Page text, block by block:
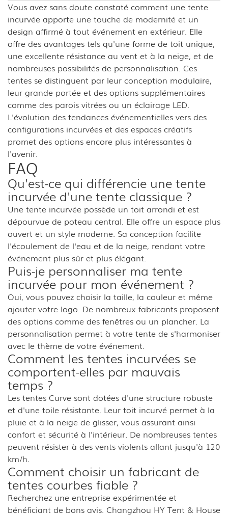
Vous avez sans doute constaté comment une tente
incurvée apporte une touche de modernité et un
design affirmé à tout événement en extérieur. Elle
offre des avantages tels qu'une forme de toit unique,
une excellente résistance au vent et à la neige, et de
nombreuses possibilités de personnalisation. Ces
tentes se distinguent par leur conception modulaire,
leur grande portée et des options supplémentaires
comme des parois vitrées ou un éclairage LED.
L'évolution des tendances événementielles vers des
configurations incurvées et des espaces créatifs
promet des options encore plus intéressantes à
l'avenir.
FAQ
Qu'est-ce qui différencie une tente
incurvée d'une tente classique ?
Une tente incurvée possède un toit arrondi et est
dépourvue de poteau central. Elle offre un espace plus
ouvert et un style moderne. Sa conception facilite
l'écoulement de l'eau et de la neige, rendant votre
événement plus sûr et plus élégant.
Puis-je personnaliser ma tente
incurvée pour mon événement ?
Oui, vous pouvez choisir la taille, la couleur et même
ajouter votre logo. De nombreux fabricants proposent
des options comme des fenêtres ou un plancher. La
personnalisation permet à votre tente de s'harmoniser
avec le thème de votre événement.
Comment les tentes incurvées se
comportent-elles par mauvais
temps ?
Les tentes Curve sont dotées d'une structure robuste
et d'une toile résistante. Leur toit incurvé permet à la
pluie et à la neige de glisser, vous assurant ainsi
confort et sécurité à l'intérieur. De nombreuses tentes
peuvent résister à des vents violents allant jusqu'à 120
km/h.
Comment choisir un fabricant de
tentes courbes fiable ?
Recherchez une entreprise expérimentée et
bénéficiant de bons avis. Changzhou HY Tent & House